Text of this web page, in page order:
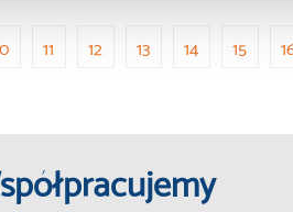
11 12 13 14 15